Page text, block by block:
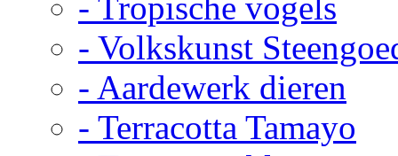
- Volkskunst
- Aardewerk dieren
- Terracotta Tamayo